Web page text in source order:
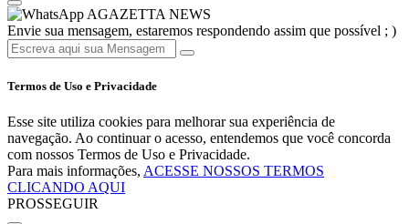
AGAZETTA NEWS
Envie sua mensagem, estaremos respondendo assim que possível ; )
Termos de Uso e Privacidade
Esse site utiliza cookies para melhorar sua experiência de
navegação. Ao continuar o acesso, entendemos que você concorda
com nossos Termos de Uso e Privacidade.
Para mais informações, ACESSE NOSSOS TERMOS
CLICANDO AQUI
PROSSEGUIR